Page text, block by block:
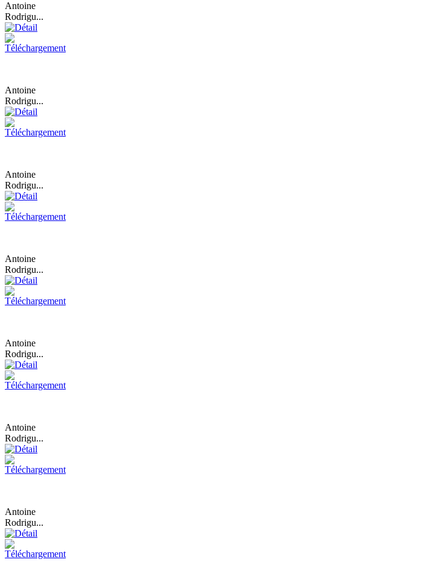
Antoine
Rodrigu...
Antoine
Rodrigu...
Antoine
Rodrigu...
Antoine
Rodrigu...
Antoine
Rodrigu...
Antoine
Rodrigu...
Antoine
Rodrigu...